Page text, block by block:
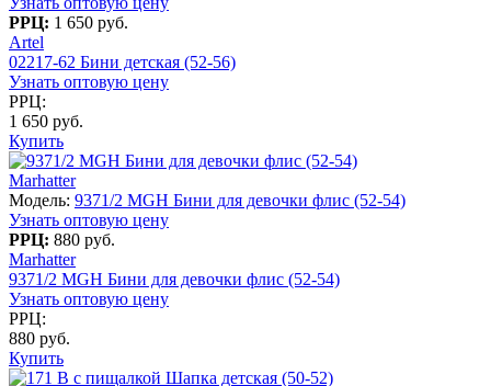
РРЦ: 1 650 руб.
Artel
02217-62 Бини детская (52-56)
Узнать оптовую цену
РРЦ:
1 650 руб.
Купить
Marhatter
Модель: 9371/2 MGH Бини для девочки флис (52-54)
Узнать оптовую цену
РРЦ: 880 руб.
Marhatter
9371/2 MGH Бини для девочки флис (52-54)
Узнать оптовую цену
РРЦ:
880 руб.
Купить